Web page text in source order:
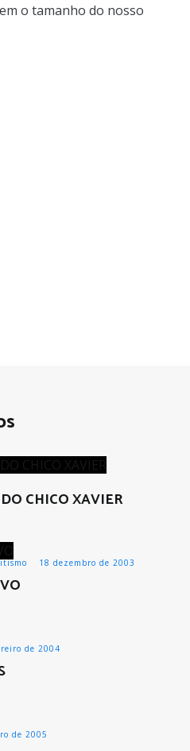
o tamanho do nosso
CHICO XAVIER
18 dezembro de 2003
de 2004
de 2005